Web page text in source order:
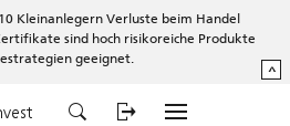
Kleinanlegern Verluste beim Handel
sind hoch risikoreiche Produkte
geeignet.
^